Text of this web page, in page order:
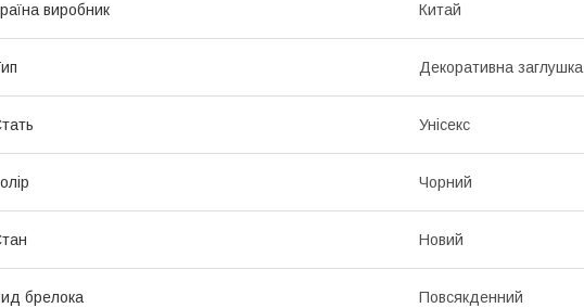
виробник Китай
Декоративна заглушка
Унісекс
Чорний
Новий
брелока Повсякденний